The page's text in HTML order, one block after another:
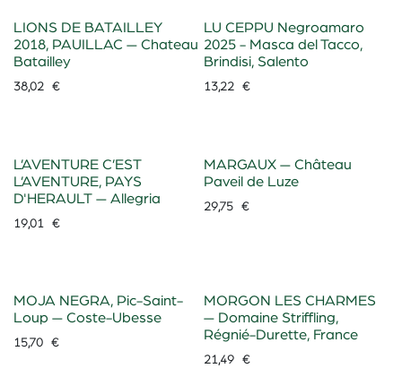
LIONS DE BATAILLEY
2018, PAUILLAC — Chateau
Batailley
38,02 €
LU CEPPU Negroamaro
2025 - Masca del Tacco,
Brindisi, Salento
13,22€
L’AVENTURE C’EST
L’AVENTURE, PAYS
D'HERAULT — Allegria
19,01 €
MARGAUX — Château
Paveil de Luze
29,75€
MOJA NEGRA, Pic-Saint-
Loup — Coste-Ubesse
15,70 €
MORGON LES CHARMES
— Domaine Striffling,
Régnié-Durette, France
21,49€